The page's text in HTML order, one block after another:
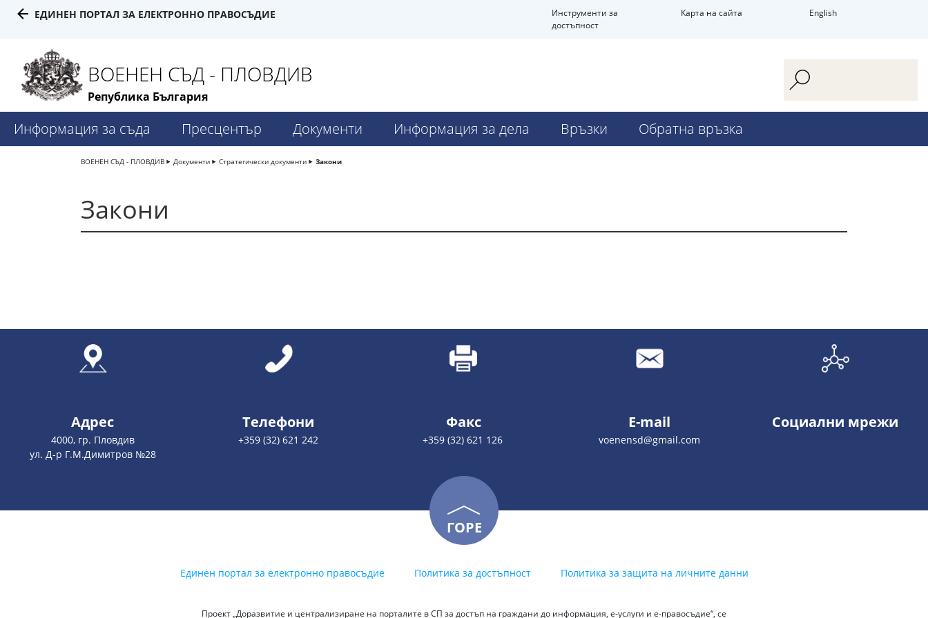
ЕДИНЕН ПОРТАЛ ЗА ЕЛЕКТРОННО ПРАВОСЪДИЕ
Инструменти за
достъпност
Карта на сайта English
ВОЕНЕН СЪД - ПЛОВДИВ
Република България
Информация за съда Пресцентър Документи Информация за дела Връзки Обратна връзка
ВОЕНЕН СЪД - ПЛОВДИВ Документи Стратегически документи Закони
Закони
Адрес
4000, гр. Пловдив
ул. Д-р Г.М.Димитров №28
Телефони
+359 (32) 621 242
Факс
+359 (32) 621 126
E-mail
voenensd@gmail.com
Социални мрежи
ГОРЕ
Единен портал за електронно правосъдие Политика за достъпност Политика за защита на личните данни
Проект „Доразвитие и централизиране на порталите в СП за достъп на граждани до информация, е-услуги и е-правосъдие“, се